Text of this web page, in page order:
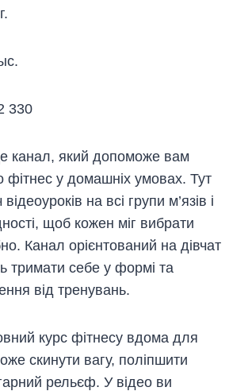
330
канал, який допоможе вам
фітнес у домашніх умовах. Тут
на всі групи м’язів і
щоб кожен міг вибрати
Канал орієнтований на дівчат
тримати себе у формі та
від тренувань.
курс фітнесу вдома для
скинути вагу, поліпшити
рельєф. У відео ви